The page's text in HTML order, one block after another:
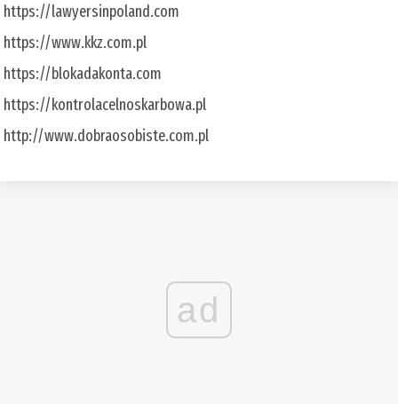
https://lawyersinpoland.com
https://www.kkz.com.pl
https://blokadakonta.com
https://kontrolacelnoskarbowa.pl
http://www.dobraosobiste.com.pl
ad